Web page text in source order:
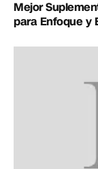
Mejor
para Enfoque y